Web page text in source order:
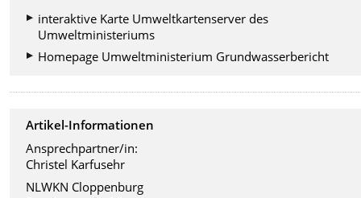
interaktive Karte Umweltkartenserver des
Umweltministeriums
Homepage Umweltministerium Grundwasserbericht
Artikel-Informationen
Ansprechpartner/in:
Christel Karfusehr
NLWKN Cloppenburg